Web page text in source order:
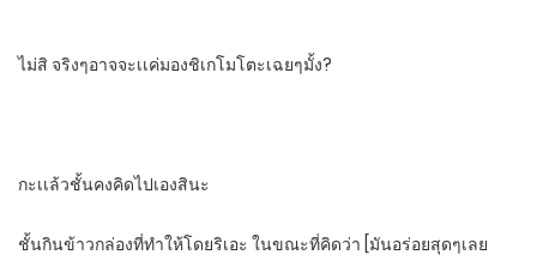
ไม่สิ จริงๆอาจจะเเค่มองชิเกโมโตะเฉยๆมั้ง?
กะเเล้วชั้นคงคิดไปเองสินะ
ชั้นกินข้าวกล่องที่ทําให้โดยริเอะ​ ​ในขณะที่คิดว่า​ [มันอร่อยสุดๆเลย